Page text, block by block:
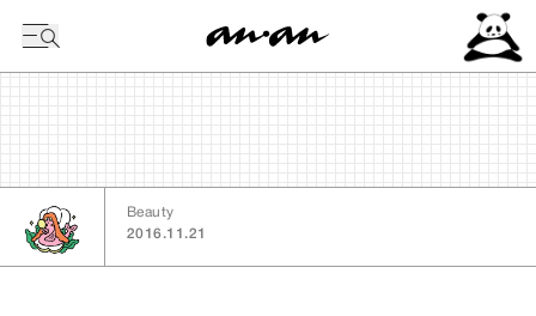
Beauty
2016.11.21